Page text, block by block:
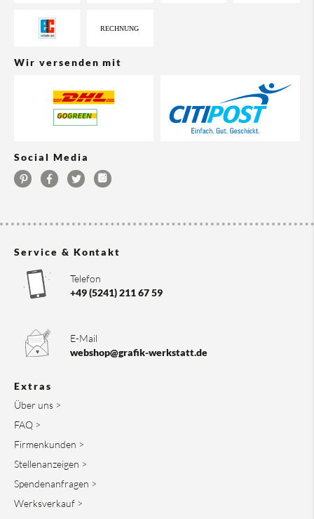
Wir versenden mit
Social Media
Service & Kontakt
Telefon
+49 (5241) 211 67 59
E-Mail
webshop@grafik-werkstatt.de
Extras
Über uns >
FAQ >
Firmenkunden >
Stellenanzeigen >
Spendenanfragen >
Werksverkauf >